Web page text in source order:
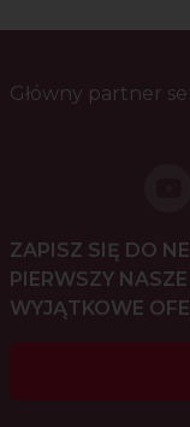
Główny partner
ZAPISZ SIĘ DO
PIERWSZY
WYJĄTKOWE